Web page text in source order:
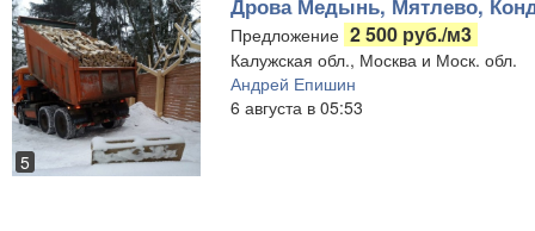
5
Дрова Медынь, Мятлево,
Предложение 2 500 руб./м3
Калужская обл., Москва и Моск. обл.
Андрей Епишин
6 августа в 05:53